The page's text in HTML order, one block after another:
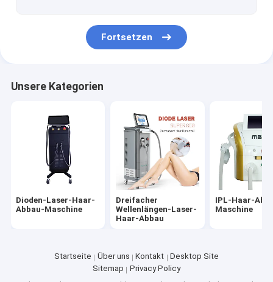
Sauerstoff Jet Machine
Laser-Lipolyse-Maschine
Fortsetzen
Unsere Kategorien
Dioden-Laser-Haar-
Abbau-Maschine
Dreifacher
Wellenlängen-Laser-
Haar-Abbau
IPL-Haar-
Maschine
Startseite Über uns Kontakt
Desktop Site
Sitemap
Privacy Policy